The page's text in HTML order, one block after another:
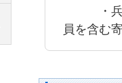
・兵庫
員を含む